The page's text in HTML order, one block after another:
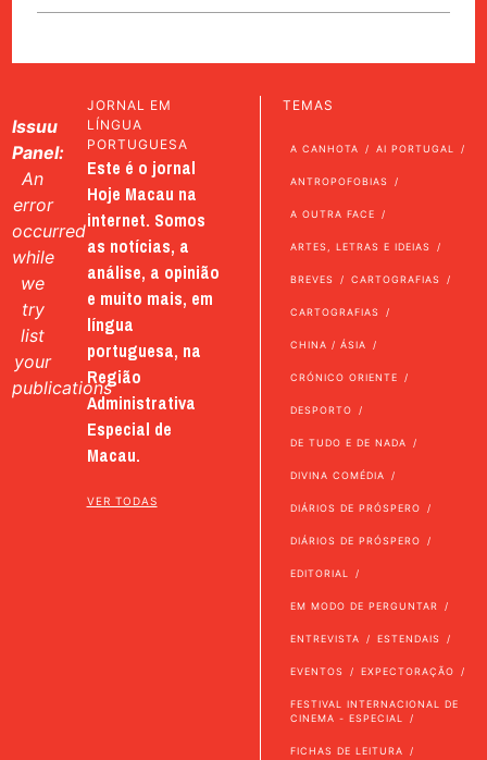
Issuu
Panel:
An
error
occurred
while
we
try
list
your
publications
JORNAL EM
LÍNGUA
PORTUGUESA
Este é o jornal
Hoje Macau na
internet. Somos
as notícias, a
análise, a opinião
e muito mais, em
língua
portuguesa, na
Região
Administrativa
Especial de
Macau.
VER TODAS
TEMAS
A CANHOTA AI PORTUGAL
ANTROPOFOBIAS
A OUTRA FACE
ARTES, LETRAS E IDEIAS
BREVES CARTOGRAFIAS
CARTOGRAFIAS
CHINA / ÁSIA
CRÓNICO ORIENTE
DESPORTO
DE TUDO E DE NADA
DIVINA COMÉDIA
DIÁRIOS DE PRÓSPERO
DIÁRIOS DE PRÓSPERO
EDITORIAL
EM MODO DE PERGUNTAR
ENTREVISTA ESTENDAIS
EVENTOS EXPECTORAÇÃO
FESTIVAL INTERNACIONAL DE
CINEMA - ESPECIAL
FICHAS DE LEITURA